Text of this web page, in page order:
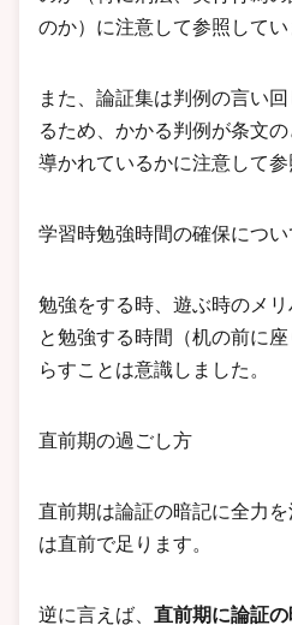
のか）に注意して参照してい
また、論証集は判例の言い
るため、かかる判例が条文
導かれているかに注意して参
学習時勉強時間の確保につい
勉強をする時、遊ぶ時のメ
と勉強する時間（机の前に
らすことは意識しました。
直前期の過ごし方
直前期は論証の暗記に全力
は直前で足ります。
逆に言えば、 直前期に論証